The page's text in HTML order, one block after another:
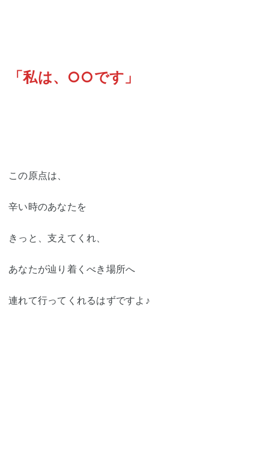
「私は、○○です」
この原点は、
辛い時のあなたを
きっと、支えてくれ、
あなたが辿り着くべき場所へ
連れて行ってくれるはずですよ♪